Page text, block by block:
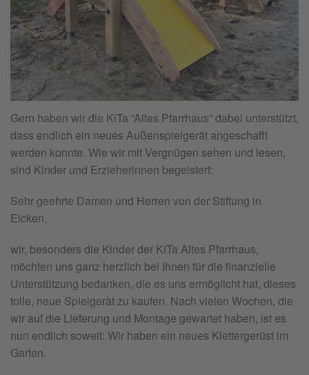
Gern haben wir die KiTa “Altes Pfarrhaus” dabei unterstützt,
dass endlich ein neues Außenspielgerät angeschafft
werden konnte. Wie wir mit Vergnügen sehen und lesen,
sind Kinder und Erzieherinnen begeistert:
Sehr geehrte Damen und Herren von der Stiftung in
Eicken,
wir, besonders die Kinder der KiTa Altes Pfarrhaus,
möchten uns ganz herzlich bei Ihnen für die finanzielle
Unterstützung bedanken, die es uns ermöglicht hat, dieses
tolle, neue Spielgerät zu kaufen. Nach vielen Wochen, die
wir auf die Lieferung und Montage gewartet haben, ist es
nun endlich soweit: Wir haben ein neues Klettergerüst im
Garten.